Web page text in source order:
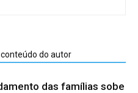
conteúdo do autor
das famílias sobe